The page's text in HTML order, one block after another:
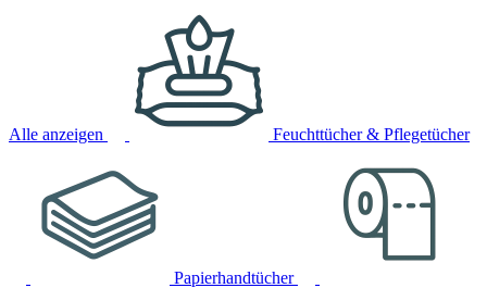
Alle anzeigen Feuchttücher & Pflegetücher
Papierhandtücher